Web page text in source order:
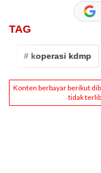
TAG
# koperasi kdmp